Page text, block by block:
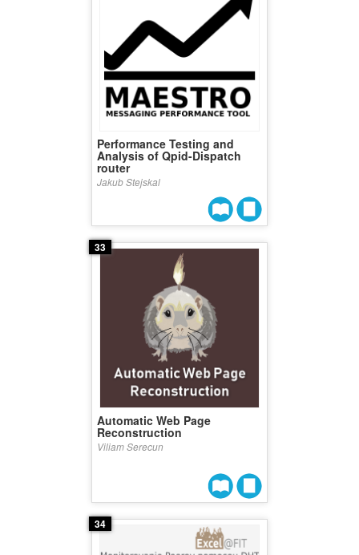
Performance Testing and
Analysis of Qpid-Dispatch
router
Jakub Stejskal
33
Automatic Web Page
Reconstruction
Viliam Serecun
34